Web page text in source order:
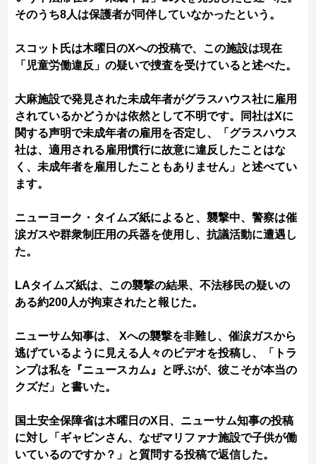
そのうち8人は保護者が同伴していなかったという。
スコット氏は木曜日のXへの投稿で、この施設は現在
「児童労働違反」の疑いで捜査を受けていると述べた。
大麻施設で発見された未成年者がグラスハウス社に雇用
されているかどうかは依然として不明です。同社はXに
関する声明で未成年者の雇用を否定し、「グラスハウス
社は、適用される雇用慣行に故意に違反したことはな
く、未成年者を雇用したこともありません」と述べてい
ます。
ニューヨーク・タイムズ紙によると、襲撃中、警察は催
涙ガスや群衆制圧用の兵器を使用し、抗議活動に遭遇し
た。
LAタイムズ紙は、この襲撃の結果、不法移民の疑いの
ある約200人が拘束されたと報じた。
ニューサム知事は、 Xへの襲撃を非難し、催涙ガスから
逃げているように見える人々のビデオを投稿し、「トラ
ンプは私を『ニュースカム』と呼ぶが、彼こそが本当の
クズだ」と書いた。
国土安全保障省は木曜日のX日、ニューサム知事の投稿
に対し「ギャビンさん、なぜマリファナ施設で子供が働
いているのですか？」と質問する投稿で返信した。